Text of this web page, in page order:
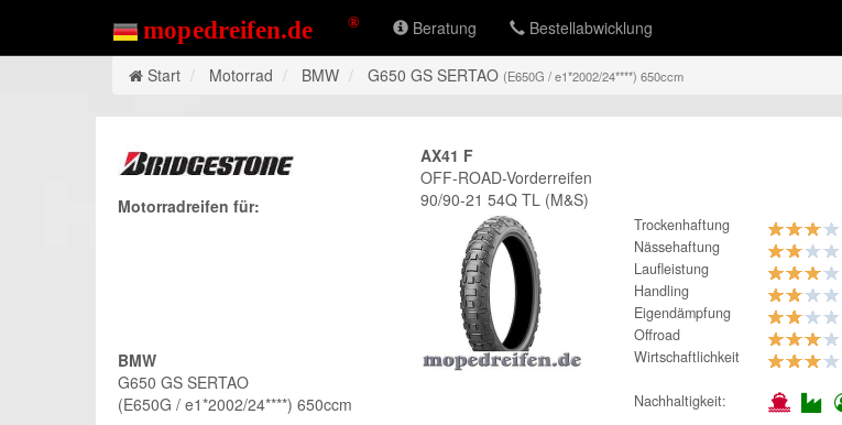
Beratung Bestellabwicklung
Start Motorrad BMW G650 GS SERTAO (E650G / e1*2002/24****) 650ccm
Motorradreifen für:
BMW
G650 GS SERTAO
(E650G / e1*2002/24****) 650ccm
AX41 F
OFF-ROAD-Vorderreifen
90/90-21 54Q TL (M&S)
Trockenhaftung
Nässehaftung
Laufleistung
Handling
Eigendämpfung
Offroad
Wirtschaftlichkeit
Nachhaltigkeit: